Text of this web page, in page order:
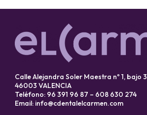
Calle Alejandra Soler Maestra nº 1, bajo 3
46003 VALENCIA
Teléfono: 96 391 96 87 – 608 630 274
Email: info@cdentalelcarmen.com